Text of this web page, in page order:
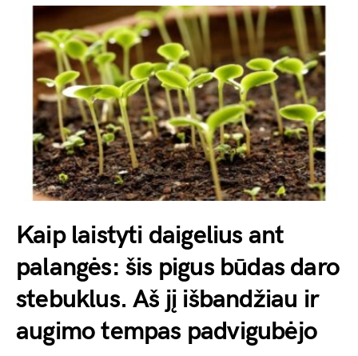
Kaip laistyti daigelius ant
palangės: šis pigus būdas daro
stebuklus. Aš jį išbandžiau ir
augimo tempas padvigubėjo